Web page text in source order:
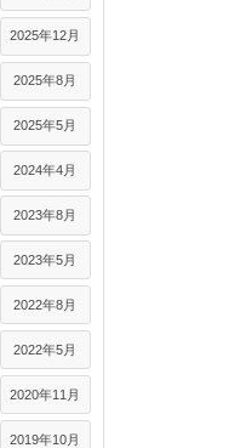
2025年12月
2025年8月
2025年5月
2024年4月
2023年8月
2023年5月
2022年8月
2022年5月
2020年11月
2019年10月